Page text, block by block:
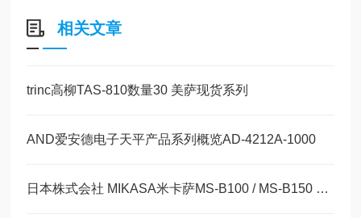
相关文章
trinc高柳TAS-810数量30 美萨现货系列
AND爱安德电子天平产品系列概览AD-4212A-1000
日本株式会社 MIKASA米卡萨MS-B100 / MS-B150 实验室旋涂机（匀胶机）